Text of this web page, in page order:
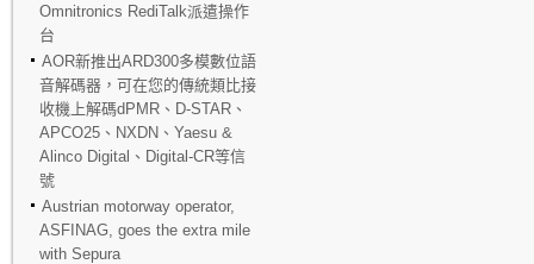
Omnitronics RediTalk派遣操作
台
AOR新推出ARD300多模數位語
音解碼器，可在您的傳統類比接
收機上解碼dPMR、D-STAR、
APCO25、NXDN、Yaesu &
Alinco Digital、Digital-CR等信
號
Austrian motorway operator,
ASFINAG, goes the extra mile
with Sepura